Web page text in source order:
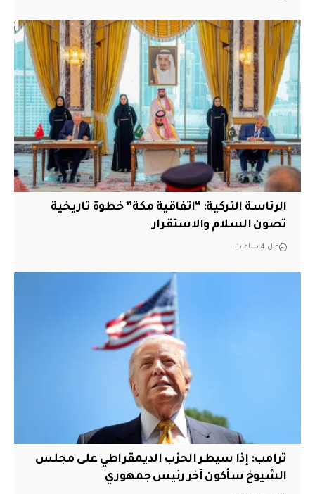
الرئاسة التركية: “اتفاقية مكة” خطوة تاريخية
تصون السلام والاستقرار
قبل 4 ساعات
ترامب: إذا سيطر الحزب الديمقراطي على مجلس
الشيوخ سأكون آخر رئيس جمهوري